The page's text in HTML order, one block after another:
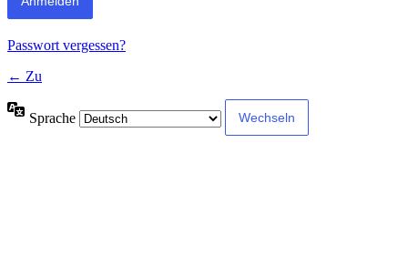
Passwort vergessen?
← Zu
Sprache